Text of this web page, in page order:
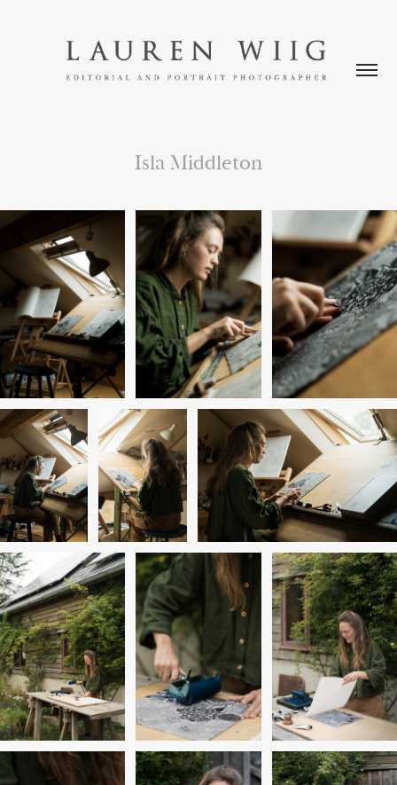
Isla Middleton